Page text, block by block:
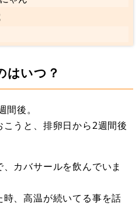
はいつ？
後。
うと、排卵日から2週間後
カバサールを飲んでいま
、高温が続いてる事を話